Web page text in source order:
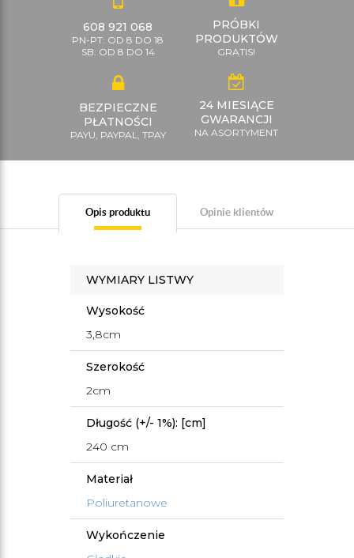
608 921 068
PN-PT: OD 8 DO 18
SB: OD 8 DO 14
PRÓBKI
PRODUKTÓW
GRATIS!
BEZPIECZNE
PŁATNOŚCI
PAYU, PAYPAL, TPAY
24 MIESIĄCE
GWARANCJI
NA ASORTYMENT
Opis produktu Opinie klientów
WYMIARY LISTWY
Wysokość
3,8cm
Szerokość
2cm
Długość (+/- 1%): [cm]
240 cm
Materiał
Poliuretanowe
Wykończenie